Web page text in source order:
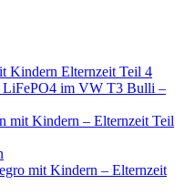
Kindern Elternzeit Teil 4
LiFePO4 im VW T3 Bulli –
mit Kindern – Elternzeit Teil
mit Kindern – Elternzeit